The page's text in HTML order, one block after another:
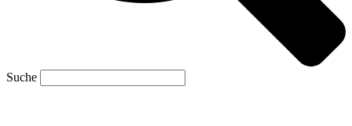
Suche